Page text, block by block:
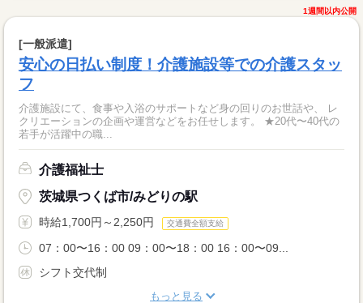
1週間以内公開
[一般派遣]
安心の日払い制度！介護施設等での介護スタッ
フ
介護施設にて、食事や入浴のサポートなど身の回りのお世話や、 レ
クリエーションの企画や運営などをお任せします。 ★20代〜40代の
若手が活躍中の職...
介護福祉士
茨城県つくば市/みどりの駅
時給1,700円～2,250円 交通費全額支給
07：00〜16：00 09：00〜18：00 16：00〜09...
シフト交代制
もっと見る